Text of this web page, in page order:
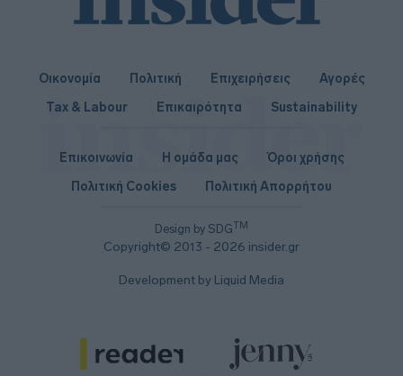
Οικονομία Πολιτική Επιχειρήσεις
Αγορές
Tax & Labour
Επικαιρότητα Sustainability
Design by SDGTM
Copyright© 2013 - 2026 insider.gr
Επικοινωνία Η ομάδα μας
Όροι χρήσης
Πολιτική Cookies
Πολιτική Απορρήτου
Development by Liquid Media